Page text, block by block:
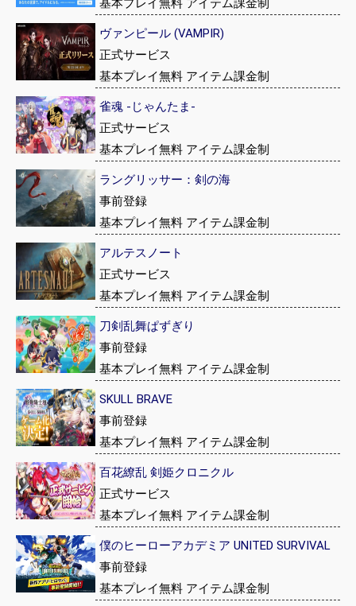
基本プレイ無料 アイテム課金制
ヴァンピール (VAMPIR)
正式サービス
基本プレイ無料 アイテム課金制
雀魂 -じゃんたま-
正式サービス
基本プレイ無料 アイテム課金制
ラングリッサー：剣の海
事前登録
基本プレイ無料 アイテム課金制
アルテスノート
正式サービス
基本プレイ無料 アイテム課金制
刀剣乱舞ぱずぎり
事前登録
基本プレイ無料 アイテム課金制
SKULL BRAVE
事前登録
基本プレイ無料 アイテム課金制
百花繚乱 剣姫クロニクル
正式サービス
基本プレイ無料 アイテム課金制
僕のヒーローアカデミア UNITED SURVIVAL
事前登録
基本プレイ無料 アイテム課金制